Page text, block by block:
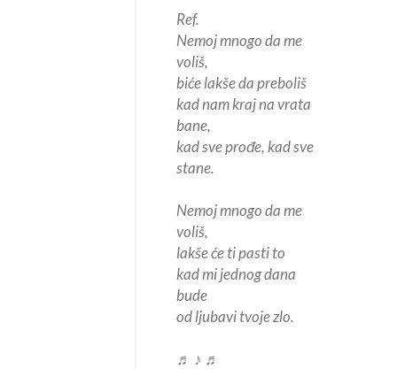
Ref.
Nemoj mnogo da me
voliš,
biće lakše da preboliš
kad nam kraj na vrata
bane,
kad sve prođe, kad sve
stane.
Nemoj mnogo da me
voliš,
lakše će ti pasti to
kad mi jednog dana
bude
od ljubavi tvoje zlo.
♬ ♪ ♬